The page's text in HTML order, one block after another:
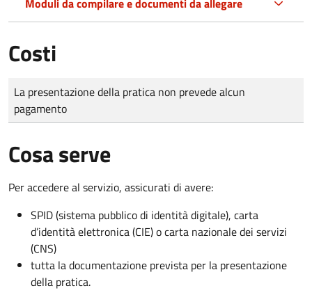
Costi
Tipo di pagamento
Importo
La presentazione della pratica non prevede alcun
pagamento
Cosa serve
Per accedere al servizio, assicurati di avere:
SPID (sistema pubblico di identità digitale), carta
d’identità elettronica (CIE) o carta nazionale dei servizi
(CNS)
tutta la documentazione prevista per la presentazione
della pratica.